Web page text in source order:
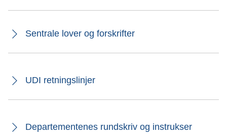
Sentrale lover og forskrifter
UDI retningslinjer
Departementenes rundskriv og instrukser